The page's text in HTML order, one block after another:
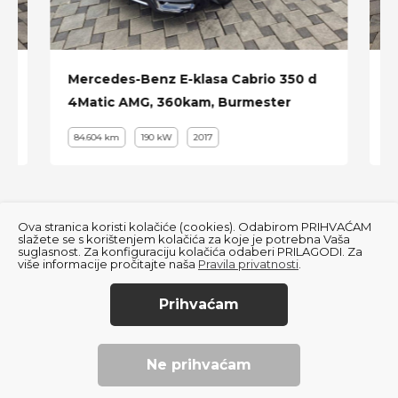
Multifunkcijski volan
Grijanje volana
Prednji/Stražnji parking senzori
Senzor za kišu i svjetlo
Zatamnjivanje retrovizora
21" alu felge
itd ...
Mercedes-Benz E-klasa Cabrio 350 d
4Matic AMG, 360kam, Burmester
84.604 km 190 kW 2017
© 2022 . All Rights Reserved.
Pravila privatnosti
Created using magic bySocial Wizard
Ova stranica koristi kolačiće (cookies). Odabirom PRIHVAĆAM
slažete se s korištenjem kolačića za koje je potrebna Vaša
suglasnost. Za konfiguraciju kolačića odaberi PRILAGODI. Za
više informacije pročitajte naša Pravila privatnosti
Ne prihvaćam
Prihvaćam